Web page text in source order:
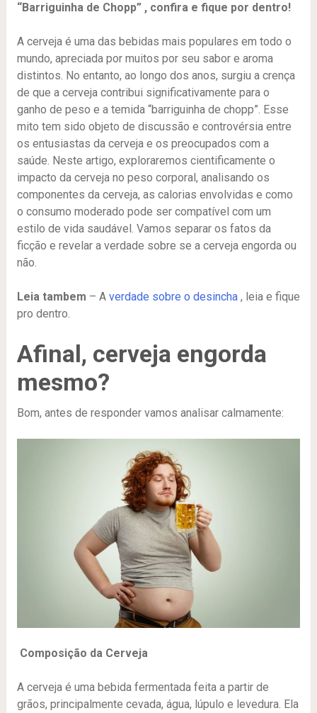
“Barriguinha de Chopp” , confira e fique por dentro!
A cerveja é uma das bebidas mais populares em todo o
mundo, apreciada por muitos por seu sabor e aroma
distintos. No entanto, ao longo dos anos, surgiu a crença
de que a cerveja contribui significativamente para o
ganho de peso e a temida “barriguinha de chopp”. Esse
mito tem sido objeto de discussão e controvérsia entre
os entusiastas da cerveja e os preocupados com a
saúde. Neste artigo, exploraremos cientificamente o
impacto da cerveja no peso corporal, analisando os
componentes da cerveja, as calorias envolvidas e como
o consumo moderado pode ser compatível com um
estilo de vida saudável. Vamos separar os fatos da
ficção e revelar a verdade sobre se a cerveja engorda ou
não.
Leia tambem – A verdade sobre o desincha, leia e fique
pro dentro.
Afinal, cerveja engorda
mesmo?
Bom, antes de responder vamos analisar calmamente:
Composição da Cerveja
A cerveja é uma bebida fermentada feita a partir de
grãos, principalmente cevada, água, lúpulo e levedura. Ela